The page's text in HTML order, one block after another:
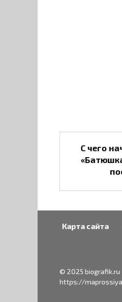
С чего
Карта сайта
© 2025 biografik.ru
https://